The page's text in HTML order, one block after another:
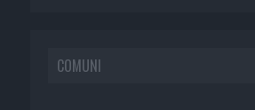
COMUNI